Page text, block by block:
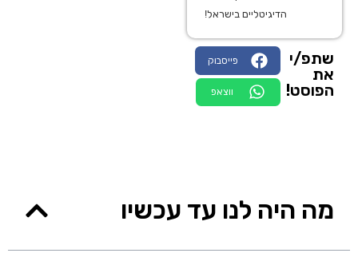
הדיגיטליים בישראל!
שתפ/י
את
הפוסט!
פייסבוק
ווצאפ
מה היה לנו עד עכשיו